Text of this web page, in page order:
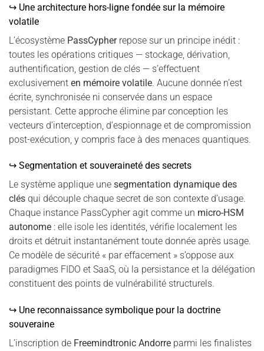
↪ Une architecture hors-ligne fondée sur la mémoire
volatile
L’écosystème PassCypherrepose sur un principe inédit :
toutes les opérations critiques — stockage, dérivation,
authentification, gestion de clés — s’effectuent
exclusivement en mémoire volatile. Aucune donnée n’est
écrite, synchronisée ni conservée dans un espace
persistant. Cette approche élimine par conception les
vecteurs d’interception, d’espionnage et de compromission
post-exécution, y compris face à des menaces quantiques.
↪ Segmentation et souveraineté des secrets
Le système applique une segmentation dynamique des
clés qui découple chaque secret de son contexte d’usage.
Chaque instance PassCypher agit comme un micro-HSM
autonome : elle isole les identités, vérifie localement les
droits et détruit instantanément toute donnée après usage.
Ce modèle de sécurité « par effacement » s’oppose aux
paradigmes FIDO et SaaS, où la persistance et la délégation
constituent des points de vulnérabilité structurels.
↪ Une reconnaissance symbolique pour la doctrine
souveraine
L’inscription de Freemindtronic Andorre parmi les finalistes